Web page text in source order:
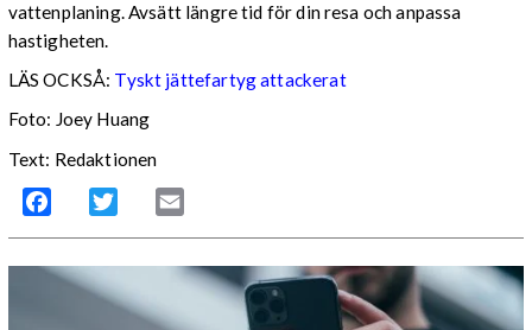
vattenplaning. Avsätt längre tid för din resa och anpassa
hastigheten.
LÄS OCKSÅ: Tyskt jättefartyg attackerat
Foto: Joey Huang
Text: Redaktionen
Facebook Twitter